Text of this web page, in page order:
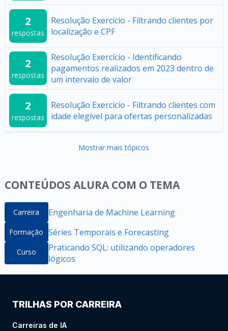
2
respostas
Resolução Exercício - Filtrando clientes por
localização e CPF
2
respostas
Resolução Exercício - Identificando
pagamentos realizados em 2023 dentro de
um intervalo de valor
2
respostas
Resolução Exercício - Filtrando clientes com
idade elegível para ofertas personalizadas
Mostrar mais tópicos
CONTEÚDOS ALURA COM O TEMA
Carreira Engenharia de Machine Learning
Formação Séries Temporais e Forecasting
Curso
Praticando SQL: utilizando operadores
lógicos
TRILHAS POR CARREIRA
Carreiras de IA